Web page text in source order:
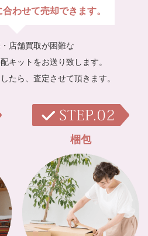
わせて売却できます。
店舗買取が困難な
キットをお送り致します。
たら、査定させて頂きます。
梱包